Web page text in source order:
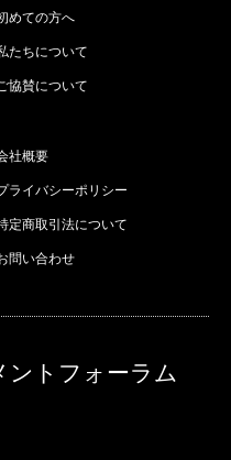
めての方へ
たちについて
協賛について
社概要
ライバシーポリシー
定商取引法について
問い合わせ
ントフォーラム